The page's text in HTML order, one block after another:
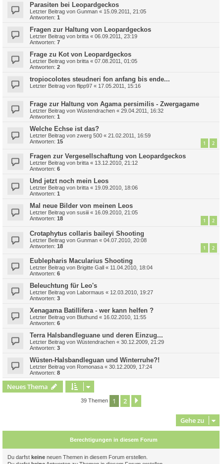
Parasiten bei Leopardgeckos
Letzter Beitrag von Gunman « 15.09.2011, 21:05
Antworten: 1
Fragen zur Haltung von Leopardgeckos
Letzter Beitrag von britta « 06.09.2011, 23:19
Antworten: 7
Frage zu Kot von Leopardgeckos
Letzter Beitrag von britta « 07.08.2011, 01:05
Antworten: 2
tropiocolotes steudneri fon anfang bis ende...
Letzter Beitrag von flipp97 « 17.05.2011, 15:16
Frage zur Haltung von Agama persimilis - Zwergagame
Letzter Beitrag von Wüstendrachen « 29.04.2011, 16:32
Antworten: 1
Welche Echse ist das?
Letzter Beitrag von zwerg 500 « 21.02.2011, 16:59
Antworten: 15 1 2
Fragen zur Vergesellschaftung von Leopardgeckos
Letzter Beitrag von britta « 13.12.2010, 21:12
Antworten: 6
Und jetzt noch mein Leos
Letzter Beitrag von britta « 19.09.2010, 18:06
Antworten: 1
Mal neue Bilder von meinen Leos
Letzter Beitrag von susiii « 16.09.2010, 21:05
Antworten: 18 1 2
Crotaphytus collaris baileyi Shooting
Letzter Beitrag von Gunman « 04.07.2010, 20:08
Antworten: 18 1 2
Eublepharis Macularius Shooting
Letzter Beitrag von Brigitte Gall « 11.04.2010, 18:04
Antworten: 6
Beleuchtung für Leo's
Letzter Beitrag von Labormaus « 12.03.2010, 19:27
Antworten: 3
Xenagama Batillifera - wer kann helfen ?
Letzter Beitrag von Bluthund « 16.02.2010, 11:55
Antworten: 6
Terra Halsbandleguane und deren Einzug...
Letzter Beitrag von Wüstendrachen « 30.12.2009, 21:29
Antworten: 3
Wüsten-Halsbandleguan und Winterruhe?!
Letzter Beitrag von Romonasa « 30.12.2009, 17:24
Antworten: 8
Neues Thema
39 Themen 1 2
Gehe zu
Berechtigungen in diesem Forum
Du darfst keine neuen Themen in diesem Forum erstellen.